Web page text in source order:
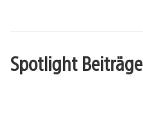
Spotlight Beiträge